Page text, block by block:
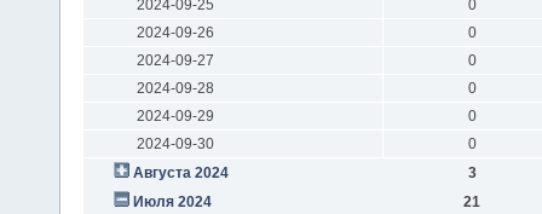
2024-09-25
0
2024-09-26
0
2024-09-27
0
2024-09-28
0
2024-09-29
0
2024-09-30
0
Августа 2024
3
Июля 2024
21